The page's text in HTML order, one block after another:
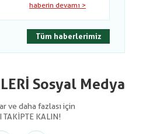
haberin devamı >
Tüm haberlerimiz
Sosyal Medya
ve daha fazlası için
TAKİPTE KALIN!